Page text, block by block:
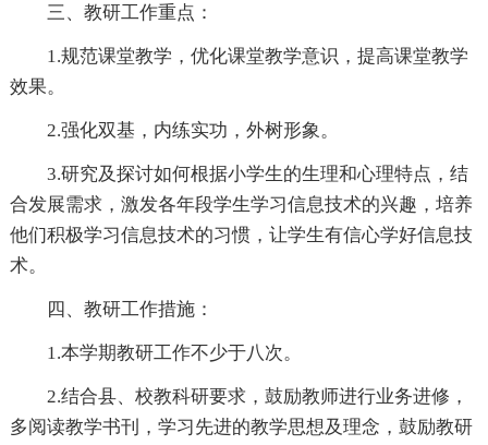
三、教研工作重点：
1.规范课堂教学，优化课堂教学意识，提高课堂教学
效果。
2.强化双基，内练实功，外树形象。
3.研究及探讨如何根据小学生的生理和心理特点，结
合发展需求，激发各年段学生学习信息技术的兴趣，培养
他们积极学习信息技术的习惯，让学生有信心学好信息技
术。
四、教研工作措施：
1.本学期教研工作不少于八次。
2.结合县、校教科研要求，鼓励教师进行业务进修，
多阅读教学书刊，学习先进的教学思想及理念，鼓励教研